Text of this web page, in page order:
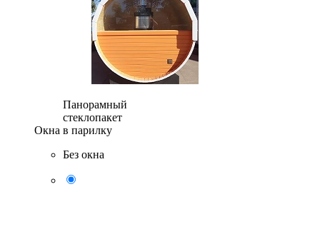
Панорамный
стеклопакет
Окна в парилку
Без окна